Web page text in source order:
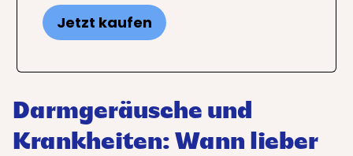
Jetzt kaufen
Darmgeräusche und
Krankheiten: Wann lieber